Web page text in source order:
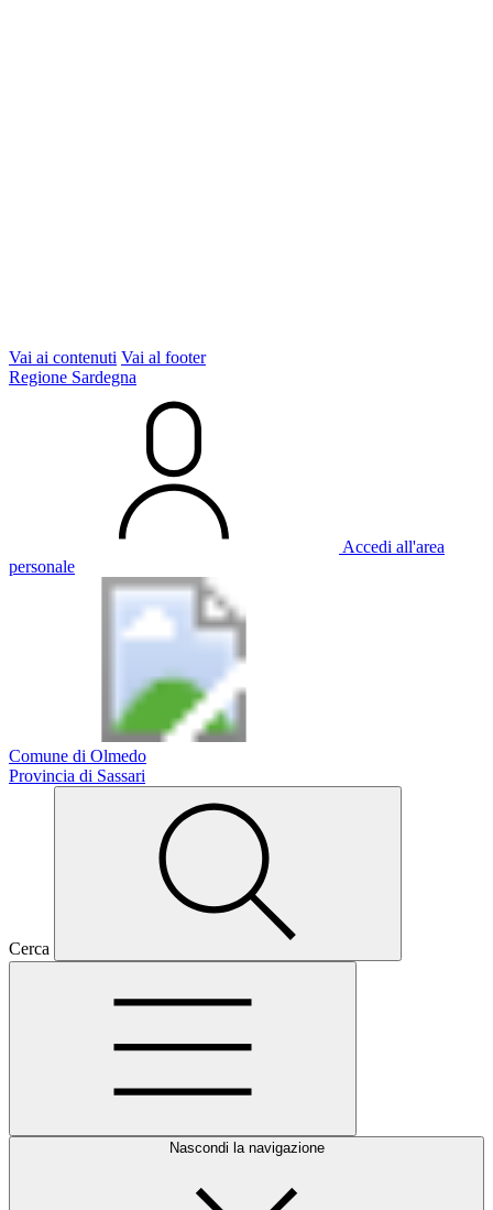
Vai ai contenuti Vai al footer
Regione Sardegna
Accedi all'area
personale
Comune di Olmedo
Provincia di Sassari
Cerca
Nascondi la navigazione